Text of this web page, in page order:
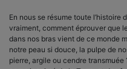
En nous se résume toute
vraiment, comment éprouver que
dans nos bras vient de ce monde
notre peau si douce, la pulpe de
pierre, argile ou cendre